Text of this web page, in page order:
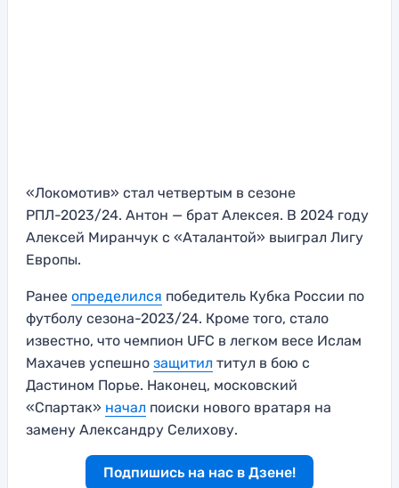
«Локомотив» стал четвертым в сезоне
РПЛ-2023/24. Антон — брат Алексея. В 2024 году
Алексей Миранчук с «Аталантой» выиграл Лигу
Европы.
Ранее определился победитель Кубка России по
футболу сезона-2023/24. Кроме того, стало
известно, что чемпион UFC в легком весе Ислам
Махачев успешно защитил титул в бою с
Дастином Порье. Наконец, московский
«Спартак» начал поиски нового вратаря на
замену Александру Селихову.
Подпишись на нас в Дзене!